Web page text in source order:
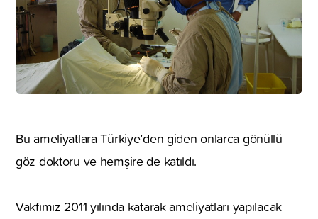
Bu ameliyatlara Türkiye’den giden onlarca gönüllü
göz doktoru ve hemşire de katıldı.
Vakfımız 2011 yılında katarak ameliyatları yapılacak